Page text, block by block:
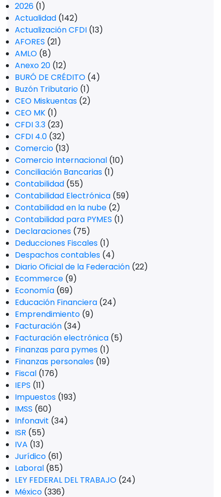
2026 (1)
Actualidad (142)
Actualización CFDI (13)
AFORES (21)
AMLO (8)
Anexo 20 (12)
BURÓ DE CRÉDITO (4)
Buzón Tributario (1)
CEO Miskuentas (2)
CEO MK (1)
CFDI 3.3 (23)
CFDI 4.0 (32)
Comercio (13)
Comercio Internacional (10)
Conciliación Bancarias (1)
Contabilidad (55)
Contabilidad Electrónica (59)
Contabilidad en la nube (2)
Contabilidad para PYMES (1)
Declaraciones (75)
Deducciones Fiscales (1)
Despachos contables (4)
Diario Oficial de la Federación (22)
Ecommerce (9)
Economía (69)
Educación Financiera (24)
Emprendimiento (9)
Facturación (34)
Facturación electrónica (5)
Finanzas para pymes (1)
Finanzas personales (19)
Fiscal (176)
IEPS (11)
Impuestos (193)
IMSS (60)
Infonavit (34)
ISR (55)
IVA (13)
Jurídico (61)
Laboral (85)
LEY FEDERAL DEL TRABAJO (24)
México (336)